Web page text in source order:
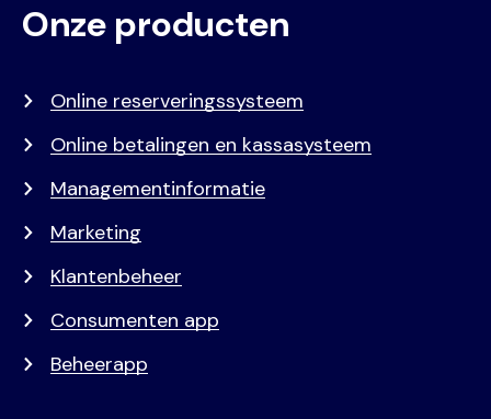
Voet
Primair
Onze producten
Online reserveringssysteem
Online betalingen en kassasysteem
Managementinformatie
Marketing
Klantenbeheer
Consumenten app
Beheerapp